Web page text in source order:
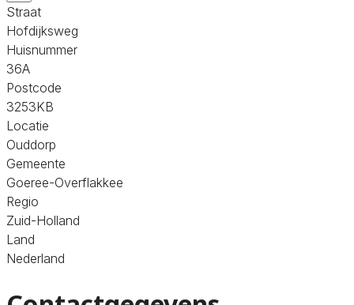
Straat
Hofdijksweg
Huisnummer
36A
Postcode
3253KB
Locatie
Ouddorp
Gemeente
Goeree-Overflakkee
Regio
Zuid-Holland
Land
Nederland